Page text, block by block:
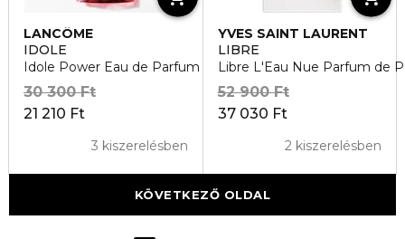
LANCÔME
IDOLE
Idole Power Eau de Parfum Intense
21 210 Ft
30 300 Ft
3 kiszerelésben
YVES SAINT LAURENT
LIBRE
Libre L'Eau Nue Parfum de
37 030 Ft
52 900 Ft
2 kiszerelésben
KÖVETKEZŐ OLDAL